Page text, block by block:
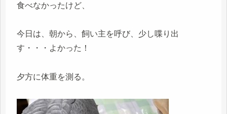
食べなかったけど、
今日は、朝から、飼い主を呼び、少し喋り出
す・・・よかった！
夕方に体重を測る。